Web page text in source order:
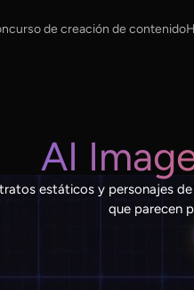
de creación de contenido
AI
estáticos y personajes
que parecen